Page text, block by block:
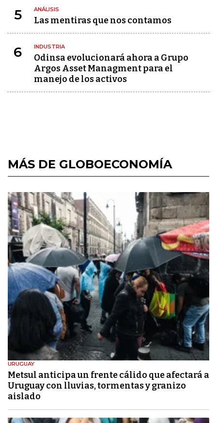
5 ANÁLISIS
Las mentiras que nos contamos
6 INDUSTRIA
Odinsa evolucionará ahora a Grupo
Argos Asset Managment para el
manejo de los activos
MÁS DE GLOBOECONOMÍA
URUGUAY
Metsul anticipa un frente cálido que afectará a
Uruguay con lluvias, tormentas y granizo
aislado